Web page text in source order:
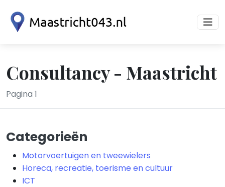
Consultancy - Maastricht
Pagina 1
Categorieën
Motorvoertuigen en tweewielers
Horeca, recreatie, toerisme en cultuur
ICT